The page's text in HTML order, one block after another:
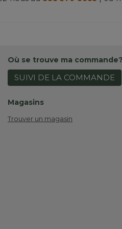
Où se trouve ma
SUIVI DE LA COMMANDE
Magasins
Trouver un magasin